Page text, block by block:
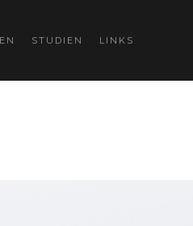
STUDIEN LINKS